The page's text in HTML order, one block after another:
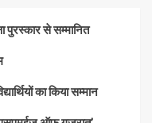
पुरस्कार से सम्मानित
का किया सम्मान